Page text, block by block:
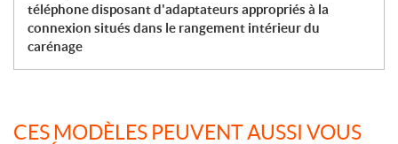
téléphone disposant d'adaptateurs appropriés à la
connexion situés dans le rangement intérieur du
carénage
CES MODÈLES PEUVENT AUSSI VOUS